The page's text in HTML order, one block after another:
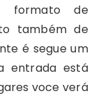
formato de
também de
é segue um
entrada está
voce verá